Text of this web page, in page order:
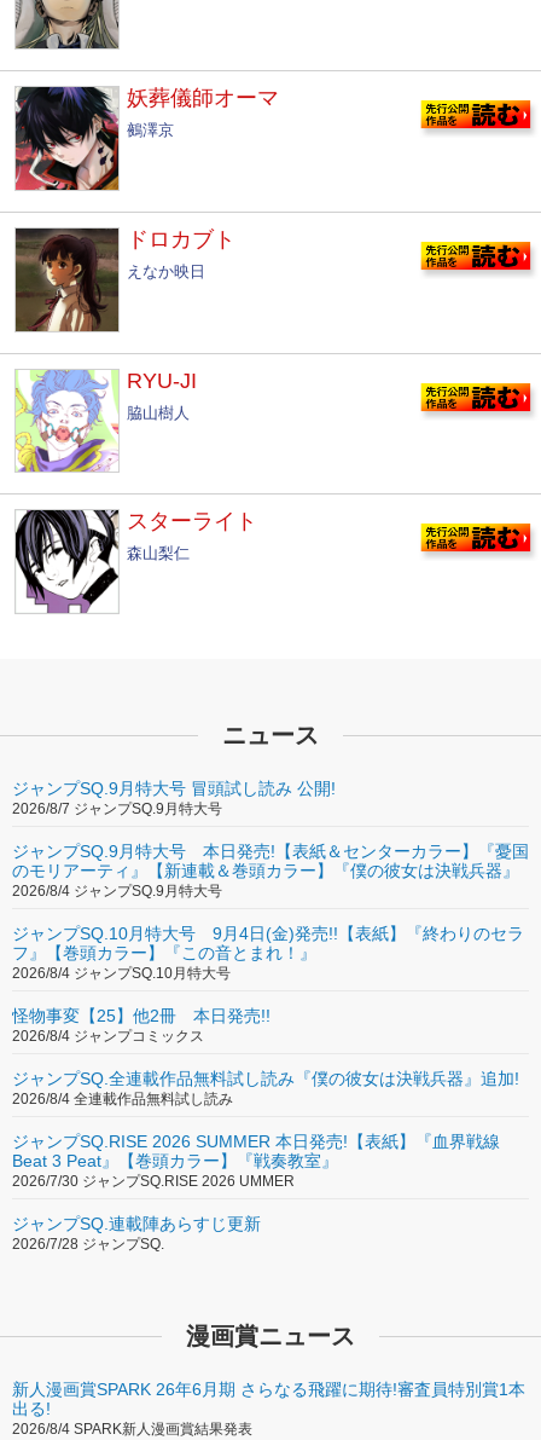
妖葬儀師オーマ
鵺澤京
ドロカブト
えなか映日
RYU-JI
脇山樹人
スターライト
森山梨仁
ニュース
ジャンプSQ.9月特大号 冒頭試し読み 公開!
2026/8/7 ジャンプSQ.9月特大号
ジャンプSQ.9月特大号 本日発売!【表紙＆センターカラー】『憂国
のモリアーティ』【新連載＆巻頭カラー】『僕の彼女は決戦兵器』
2026/8/4 ジャンプSQ.9月特大号
ジャンプSQ.10月特大号 9月4日(金)発売!!【表紙】『終わりのセラ
フ』【巻頭カラー】『この音とまれ！』
2026/8/4 ジャンプSQ.10月特大号
怪物事変【25】他2冊 本日発売!!
2026/8/4 ジャンプコミックス
ジャンプSQ.全連載作品無料試し読み『僕の彼女は決戦兵器』追加!
2026/8/4 全連載作品無料試し読み
ジャンプSQ.RISE 2026 SUMMER 本日発売!【表紙】『血界戦線
Beat 3 Peat』【巻頭カラー】『戦奏教室』
2026/7/30 ジャンプSQ.RISE 2026 UMMER
ジャンプSQ.連載陣あらすじ更新
2026/7/28 ジャンプSQ.
漫画賞ニュース
新人漫画賞SPARK 26年6月期 さらなる飛躍に期待!審査員特別賞1本
出る!
2026/8/4 SPARK新人漫画賞結果発表